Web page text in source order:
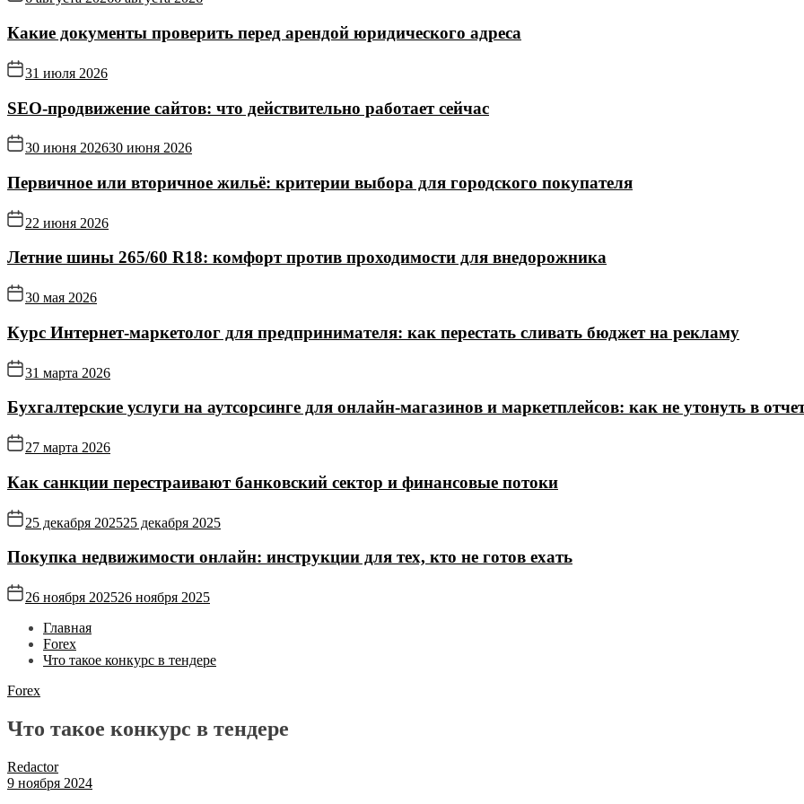
Какие документы проверить перед арендой юридического адреса
31 июля 2026
SEO-продвижение сайтов: что действительно работает сейчас
30 июня 202630 июня 2026
Первичное или вторичное жильё: критерии выбора для городского покупателя
22 июня 2026
Летние шины 265/60 R18: комфорт против проходимости для внедорожника
30 мая 2026
Курс Интернет‑маркетолог для предпринимателя: как перестать сливать бюджет на рекламу
31 марта 2026
Бухгалтерские услуги на аутсорсинге для онлайн‑магазинов и маркетплейсов: как не утонуть в
27 марта 2026
Как санкции перестраивают банковский сектор и финансовые потоки
25 декабря 202525 декабря 2025
Покупка недвижимости онлайн: инструкции для тех, кто не готов ехать
26 ноября 202526 ноября 2025
Главная
Forex
Что такое конкурс в тендере
Forex
Что такое конкурс в тендере
Redactor
9 ноября 2024